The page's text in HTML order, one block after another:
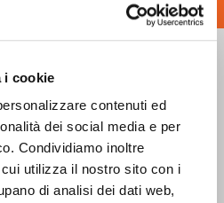
i cookie
contenuti ed
dei social media e per
Condividiamo inoltre
utilizza il nostro sito con i
di analisi dei dati web,
Contatti